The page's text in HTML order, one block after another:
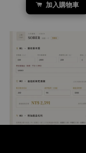
加入購物車
SOBER 清醒一下，看